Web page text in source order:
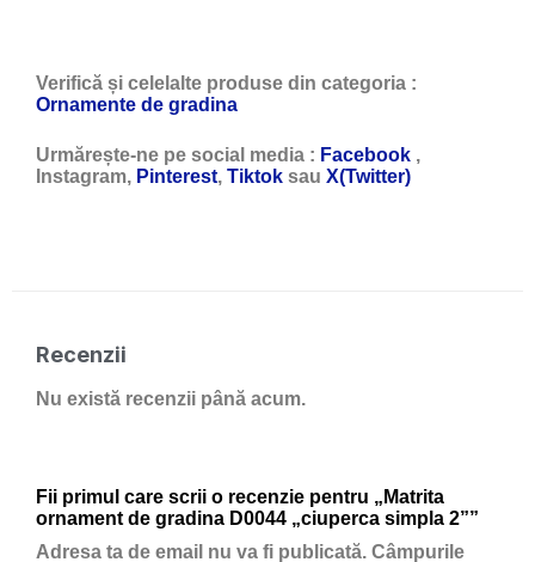
Verifică și celelalte produse din categoria :
Ornamente de gradina
Urmărește-ne pe social media : Facebook ,
Instagram, Pinterest, Tiktok sau X(Twitter)
Recenzii
Nu există recenzii până acum.
Fii primul care scrii o recenzie pentru „Matrita
ornament de gradina D0044 „ciuperca simpla 2””
Adresa ta de email nu va fi publicată. Câmpurile